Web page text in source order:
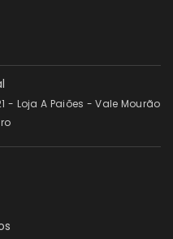
- Loja A Paiões - Vale Mourão